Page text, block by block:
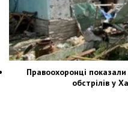
Правоохоронці показали
обстрілів у